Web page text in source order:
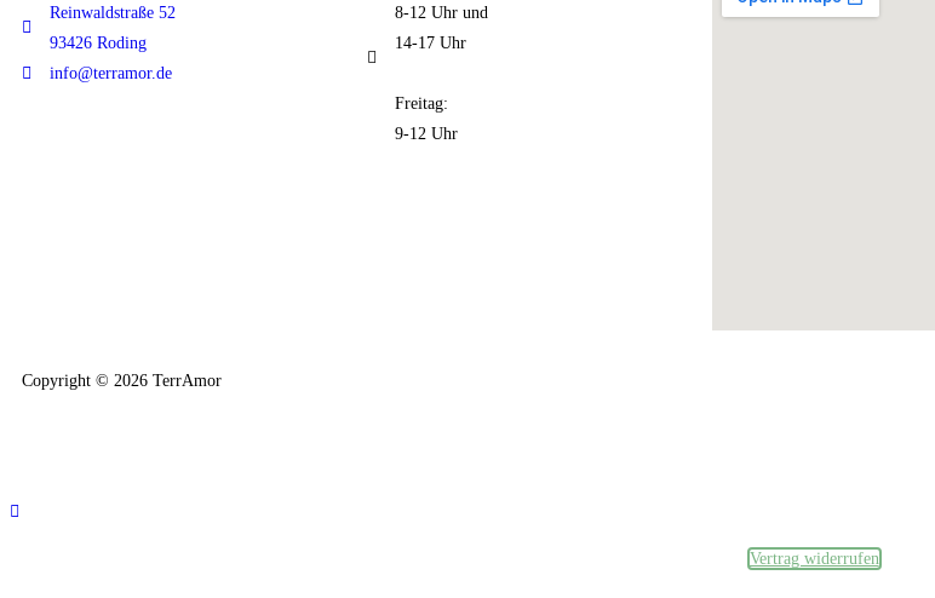
Reinwaldstraße 52
93426 Roding
info@terramor.de
8-12 Uhr und
14-17 Uhr
Freitag:
9-12 Uhr
Copyright © 2026 TerrAmor
Vertrag widerrufen